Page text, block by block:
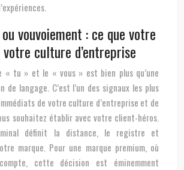
vouvoiement : ce que votre
culture d’entreprise
« tu » et le « vous » est bien plus qu’une
de langage. C’est l’un des signaux les plus
de votre culture d’entreprise et de
souhaitez établir avec votre client-héros.
définit la distance, le registre et
marque. Pour une marque premium, où
cette décision est éminemment